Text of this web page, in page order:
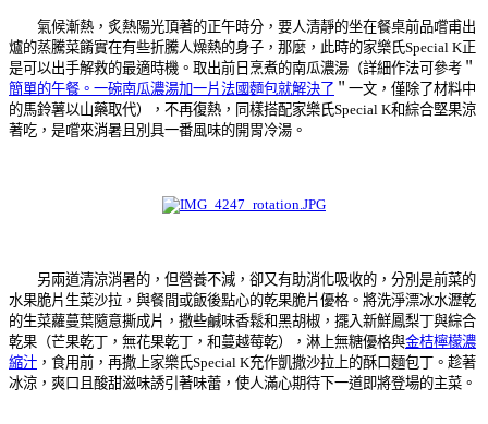
氣候漸熱，炙熱陽光頂著的正午時分，要人清靜的坐在餐桌前品嚐甫出
爐的蒸騰菜餚實在有些折騰人燥熱的身子，那麼，此時的家樂氏Special K正
是可以出手解救的最適時機。取出前日烹煮的南瓜濃湯（詳細作法可參考＂
簡單的午餐。一碗南瓜濃湯加一片法國麵包就解決了 ＂一文，僅除了材料中
的馬鈴薯以山藥取代），不再復熱，同樣搭配家樂氏Special K和綜合堅果涼
著吃，是嚐來消暑且別具一番風味的開胃冷湯。
另兩道清涼消暑的，但營養不減，卻又有助消化吸收的，分別是前菜的
水果脆片生菜沙拉，與餐間或飯後點心的乾果脆片優格。將洗淨漂冰水瀝乾
的生菜蘿蔓葉隨意撕成片，撒些鹹味香鬆和黑胡椒，擺入新鮮鳳梨丁與綜合
乾果（芒果乾丁，無花果乾丁，和蔓越莓乾），淋上無糖優格與金桔檸檬濃
縮汁 ，食用前，再撒上家樂氏Special K充作凱撒沙拉上的酥口麵包丁。趁著
冰涼，爽口且酸甜滋味誘引著味蕾，使人滿心期待下一道即將登場的主菜。